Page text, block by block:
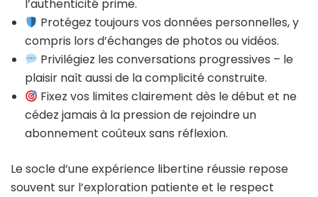
l’authenticité prime.
Protégez toujours vos données personnelles, y
compris lors d’échanges de photos ou vidéos.
Privilégiez les conversations progressives – le
plaisir naît aussi de la complicité construite.
Fixez vos limites clairement dès le début et ne
cédez jamais à la pression de rejoindre un
abonnement coûteux sans réflexion.
Le socle d’une expérience libertine réussie repose
souvent sur l’exploration patiente et le respect